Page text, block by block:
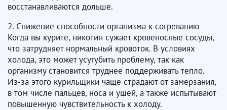
восстанавливаются дольше.
2. Снижение способности организма к согреванию
Когда вы курите, никотин сужает кровеносные сосуды,
что затрудняет нормальный кровоток. В условиях
холода, это может усугубить проблему, так как
организму становится труднее поддерживать тепло.
Из-за этого курильщики чаще страдают от замерзания,
в том числе пальцев, носа и ушей, а также испытывают
повышенную чувствительность к холоду.